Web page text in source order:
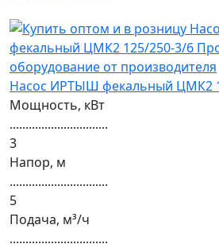
Насос ИРТЫШ фекальный ЦМК2
Мощность, кВт
...............................
3
Напор, м
...............................
5
Подача, м³/ч
...............................